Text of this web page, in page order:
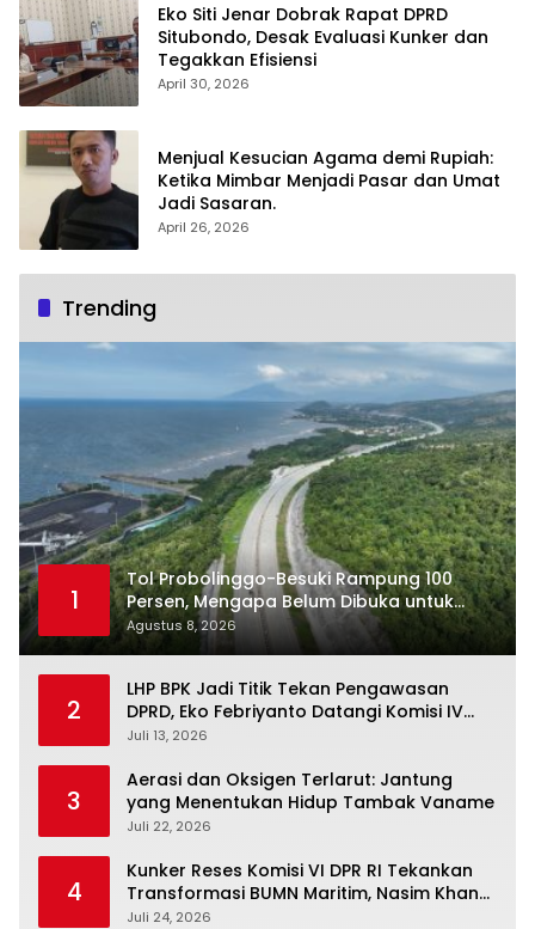
Eko Siti Jenar Dobrak Rapat DPRD
Situbondo, Desak Evaluasi Kunker dan
Tegakkan Efisiensi
April 30, 2026
Menjual Kesucian Agama demi Rupiah:
Ketika Mimbar Menjadi Pasar dan Umat
Jadi Sasaran.
April 26, 2026
Trending
1
Tol Probolinggo-Besuki Rampung 100
Persen, Mengapa Belum Dibuka untuk
Publik?
Agustus 8, 2026
2
LHP BPK Jadi Titik Tekan Pengawasan
DPRD, Eko Febriyanto Datangi Komisi IV
dan Ajak Dewan Kembali Berpijak pada
Juli 13, 2026
3
Aerasi dan Oksigen Terlarut: Jantung
yang Menentukan Hidup Tambak Vaname
Juli 22, 2026
4
Kunker Reses Komisi VI DPR RI Tekankan
Transformasi BUMN Maritim, Nasim Khan
Kawal Penguatan Sektor Laut
Juli 24, 2026